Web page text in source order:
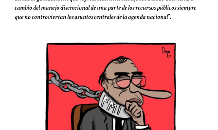
cambio del manejo discrecional de una parte de los recursos públicos siempre
que no controviertan los asuntos centrales de la agenda nacional”.